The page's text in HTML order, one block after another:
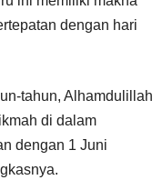
dengan hari
tahun, Alhamdulillah
di dalam
dengan 1 Juni